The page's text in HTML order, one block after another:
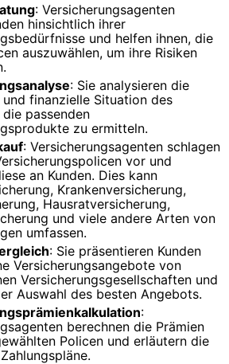
: Versicherungsagenten
hinsichtlich ihrer
und helfen ihnen, die
auszuwählen, um ihre Risiken
: Sie analysieren die
finanzielle Situation des
die passenden
zu ermitteln.
: Versicherungsagenten schlagen
vor und
an Kunden. Dies kann
Krankenversicherung,
Hausratversicherung,
und viele andere Arten von
umfassen.
: Sie präsentieren Kunden
Versicherungsangebote von
Versicherungsgesellschaften und
Auswahl des besten Angebots.
:
berechnen die Prämien
Policen und erläutern die